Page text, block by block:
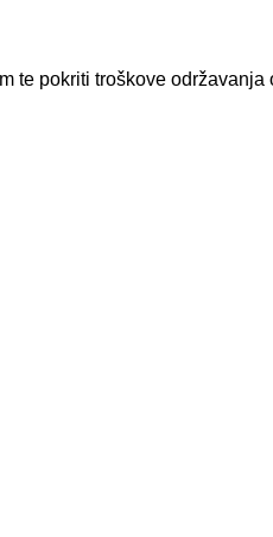
te pokriti troškove